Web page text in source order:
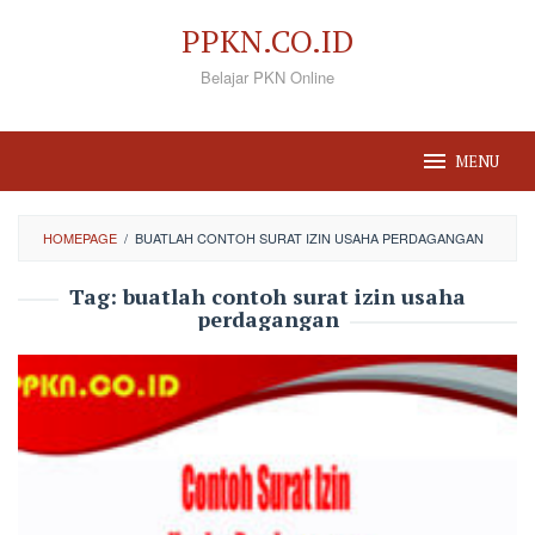
PPKN.CO.ID
Belajar PKN Online
MENU
HOMEPAGE / BUATLAH CONTOH SURAT IZIN USAHA PERDAGANGAN
Tag:buatlah contoh surat izin usaha
perdagangan